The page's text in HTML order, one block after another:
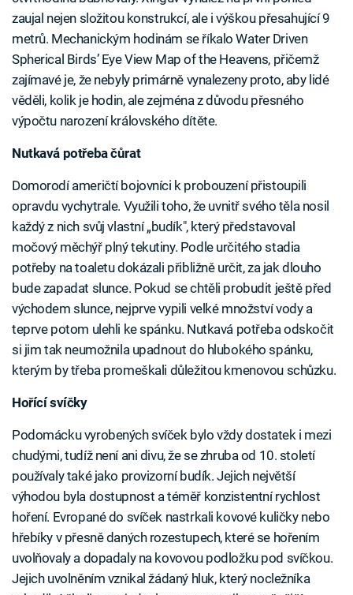
zaujal nejen složitou konstrukcí, ale i výškou přesahující 9
metrů. Mechanickým hodinám se říkalo Water Driven
Spherical Birds’ Eye View Map of the Heavens, přičemž
zajímavé je, že nebyly primárně vynalezeny proto, aby lidé
věděli, kolik je hodin, ale zejména z důvodu přesného
výpočtu narození královského dítěte.
Nutkavá potřeba čůrat
Domorodí američtí bojovníci k probouzení přistoupili
opravdu vychytrale. Využili toho, že uvnitř svého těla nosil
každý z nich svůj vlastní „budík", který představoval
močový měchýř plný tekutiny. Podle určitého stadia
potřeby na toaletu dokázali přibližně určit, za jak dlouho
bude zapadat slunce. Pokud se chtěli probudit ještě před
východem slunce, nejprve vypili velké množství vody a
teprve potom ulehli ke spánku. Nutkavá potřeba odskočit
si jim tak neumožnila upadnout do hlubokého spánku,
kterým by třeba promeškali důležitou kmenovou schůzku.
Hořící svíčky
Podomácku vyrobených svíček bylo vždy dostatek i mezi
chudými, tudíž není ani divu, že se zhruba od 10. století
používaly také jako provizorní budík. Jejich největší
výhodou byla dostupnost a téměř konzistentní rychlost
hoření. Evropané do svíček nastrkali kovové kuličky nebo
hřebíky v přesně daných rozestupech, které se hořením
uvolňovaly a dopadaly na kovovou podložku pod svíčkou.
Jejich uvolněním vznikal žádaný hluk, který nocležníka